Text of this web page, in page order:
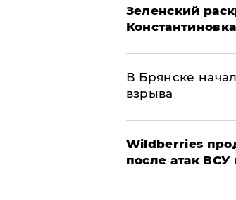
​Зеленский
В Брянске
взрыва
​Wildberries
после атак